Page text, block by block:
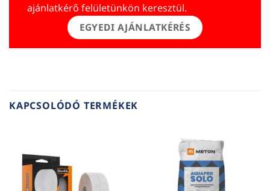
ajánlatkérő felületünkön keresztül.
EGYEDI AJÁNLATKÉRÉS
KAPCSOLÓDÓ TERMÉKEK